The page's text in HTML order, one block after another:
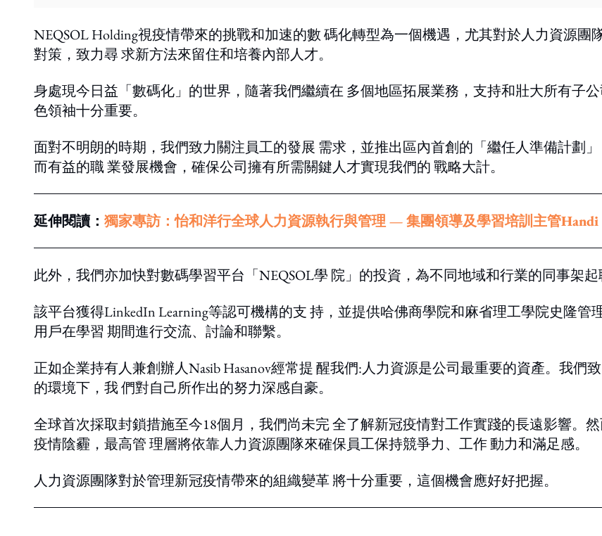
NEQSOL Holding視疫情帶來的挑戰和加速的數 碼化轉型為一個機遇，尤其對於人力資源
對策，致力尋 求新方法來留住和培養內部人才。
身處現今日益「數碼化」的世界，隨著我們繼續在 多個地區拓展業務，支持和壯大所有子
色領袖十分重要。
面對不明朗的時期，我們致力關注員工的發展 需求，並推出區內首創的「繼任人準備計劃
而有益的職 業發展機會，確保公司擁有所需關鍵人才實現我們的 戰略大計。
延伸閱讀： 獨家專訪：怡和洋行全球人力資源執行與管理 — 集團領導及學習培訓主管
此外，我們亦加快對數碼學習平台「NEQSOL學 院」的投資，為不同地域和行業的同事架起
該平台獲得LinkedIn Learning等認可機構的支 持，並提供哈佛商學院和麻省理工學院史隆
用戶在學習 期間進行交流、討論和聯繫。
正如企業持有人兼創辦人Nasib Hasanov經常提 醒我們:人力資源是公司最重要的資產。我
的環境下，我 們對自己所作出的努力深感自豪。
全球首次採取封鎖措施至今18個月，我們尚未完 全了解新冠疫情對工作實踐的長遠影響。
疫情陰霾，最高管 理層將依靠人力資源團隊來確保員工保持競爭力、工作 動力和滿足感。
人力資源團隊對於管理新冠疫情帶來的組織變革 將十分重要，這個機會應好好把握。